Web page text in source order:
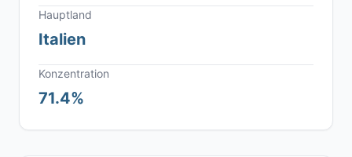
Hauptland
Italien
Konzentration
71.4%